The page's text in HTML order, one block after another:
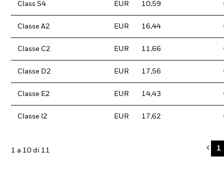
Class S4 EUR 10,59
Classe A2 EUR 16,44
Classe C2 EUR 11,66
Classe D2 EUR 17,56
Classe E2 EUR 14,43
Classe I2 EUR 17,62
1 a 10 di 11 1